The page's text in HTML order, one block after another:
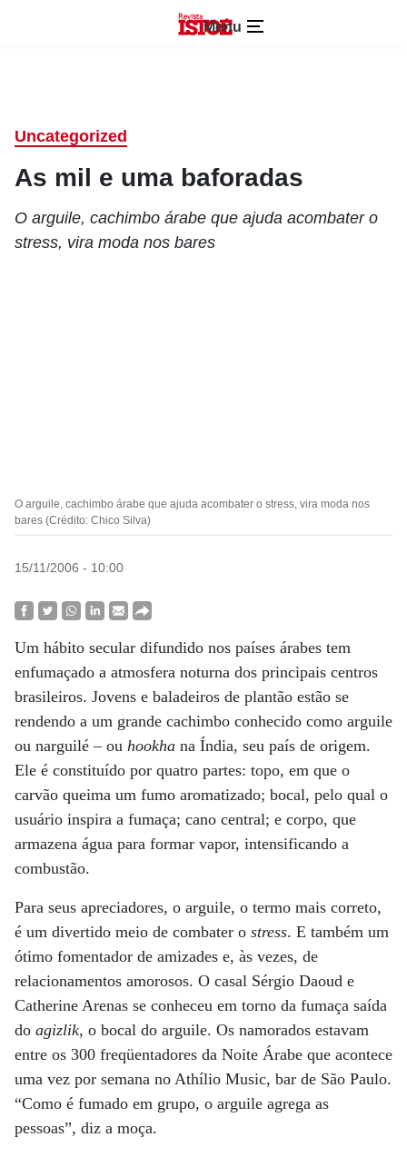
Menu
Uncategorized
As mil e uma baforadas
O arguile, cachimbo árabe que ajuda acombater o
stress, vira moda nos bares
O arguile, cachimbo árabe que ajuda acombater o stress, vira moda nos
bares (Crédito: Chico Silva)
15/11/2006 - 10:00
Um hábito secular difundido nos países árabes tem
enfumaçado a atmosfera noturna dos principais centros
brasileiros. Jovens e baladeiros de plantão estão se
rendendo a um grande cachimbo conhecido como arguile
ou narguilé – ou hookha na Índia, seu país de origem.
Ele é constituído por quatro partes: topo, em que o
carvão queima um fumo aromatizado; bocal, pelo qual o
usuário inspira a fumaça; cano central; e corpo, que
armazena água para formar vapor, intensificando a
combustão.
Para seus apreciadores, o arguile, o termo mais correto,
é um divertido meio de combater o stress. E também um
ótimo fomentador de amizades e, às vezes, de
relacionamentos amorosos. O casal Sérgio Daoud e
Catherine Arenas se conheceu em torno da fumaça saída
do agizlik, o bocal do arguile. Os namorados estavam
entre os 300 freqüentadores da Noite Árabe que acontece
uma vez por semana no Athílio Music, bar de São Paulo.
“Como é fumado em grupo, o arguile agrega as
pessoas”, diz a moça.